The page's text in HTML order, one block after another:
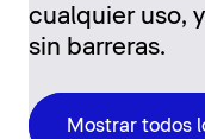
cualquier uso,
sin barreras.
Mostrar todos